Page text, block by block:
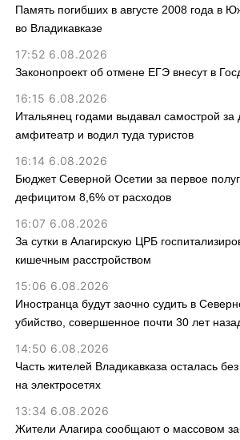
Память погибших в августе 2008 года в
во Владикавказе
17:52 6.08.2026
Законопроект об отмене ЕГЭ внесут в
16:15 6.08.2026
Итальянец годами выдавал самострой за
амфитеатр и водил туда туристов
16:14 6.08.2026
Бюджет Северной Осетии за первое
дефицитом 8,6% от расходов
16:07 6.08.2026
За сутки в Алагирскую ЦРБ
кишечным расстройством
15:06 6.08.2026
Иностранца будут заочно судить в
убийство, совершенное почти 30 лет
14:50 6.08.2026
Часть жителей Владикавказа осталась
на электросетях
13:34 6.08.2026
Жители Алагира сообщают о массовом